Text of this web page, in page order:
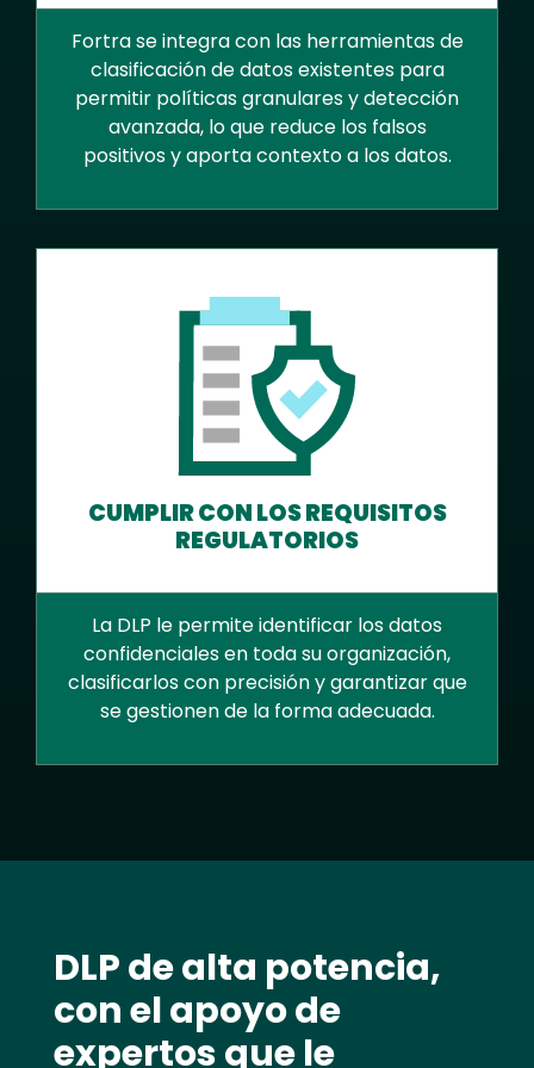
Fortra se integra con las herramientas de
clasificación de datos existentes para
permitir políticas granulares y detección
avanzada, lo que reduce los falsos
positivos y aporta contexto a los datos.
CUMPLIR CON LOS REQUISITOS
REGULATORIOS
La DLP le permite identificar los datos
confidenciales en toda su organización,
clasificarlos con precisión y garantizar que
se gestionen de la forma adecuada.
DLP de alta potencia,
con el apoyo de
expertos que le